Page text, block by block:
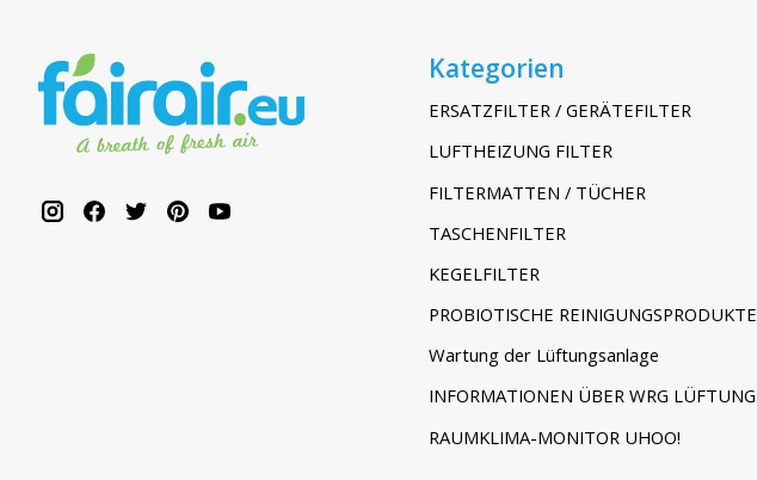
Kategorien
ERSATZFILTER / GERÄTEFILTER
LUFTHEIZUNG FILTER
FILTERMATTEN / TÜCHER
TASCHENFILTER
KEGELFILTER
PROBIOTISCHE REINIGUNGSPRODUKTE
Wartung der Lüftungsanlage
INFORMATIONEN ÜBER WRG LÜFTUNG
RAUMKLIMA-MONITOR UHOO!